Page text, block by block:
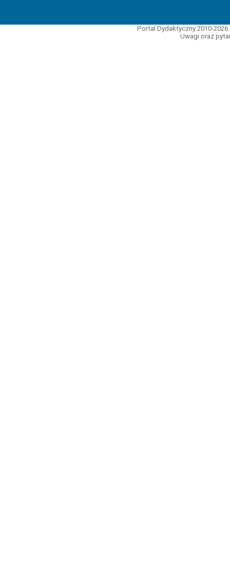
Portal Dydaktyczny 2010-
Uwagi oraz